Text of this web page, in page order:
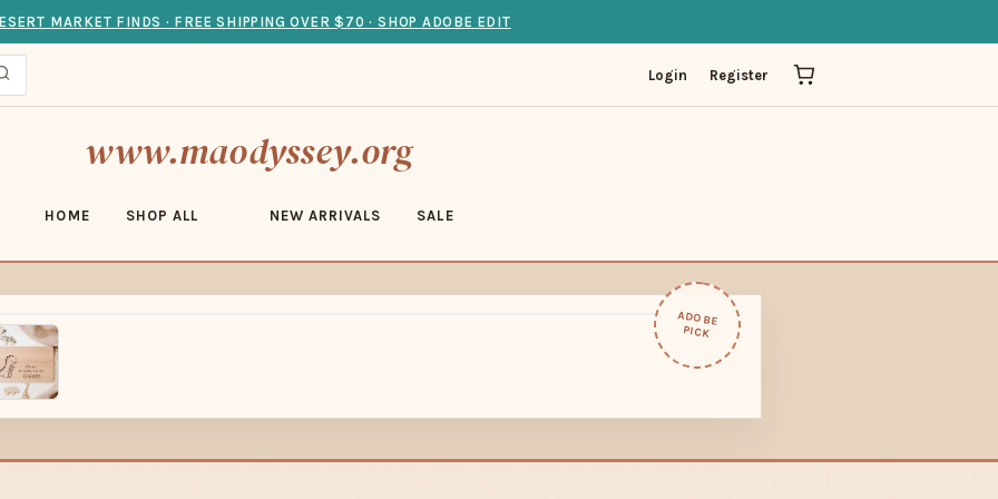
MARKET FINDS · FREE SHIPPING OVER $70 · SHOP ADOBE EDIT
Login Register
www.maodyssey.org
HOME SHOP ALL NEW ARRIVALS SALE
ADOBE
PICK